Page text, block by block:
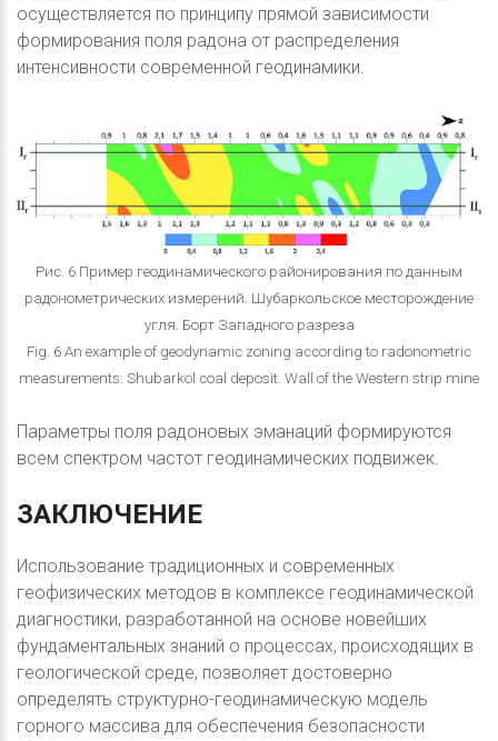
осуществляется по принципу прямой зависимости
формирования поля радона от распределения
интенсивности современной геодинамики.
Рис. 6 Пример геодинамического районирования по данным
радонометрических измерений. Шубаркольское месторождение
угля. Борт Западного разреза
Fig. 6 An example of geodynamic zoning according to radonometric
measurements. Shubarkol coal deposit. Wall of the Western strip mine
Параметры поля радоновых эманаций формируются
всем спектром частот геодинамических подвижек.
ЗАКЛЮЧЕНИЕ
Использование традиционных и современных
геофизических методов в комплексе геодинамической
диагностики, разработанной на основе новейших
фундаментальных знаний о процессах, происходящих в
геологической среде, позволяет достоверно
определять структурно-геодинамическую модель
горного массива для обеспечения безопасности